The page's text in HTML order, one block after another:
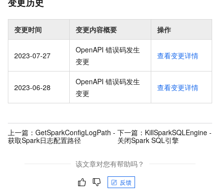
变更时间 变更内容概要 操作
2023-07-27
OpenAPI 错误码发生
变更
查看变更详情
2023-06-28
OpenAPI 错误码发生
变更
查看变更详情
上一篇： GetSparkConfigLogPath -
获取Spark日志配置路径
下一篇： KillSparkSQLEngine -
关闭Spark SQL引擎
该文章对您有帮助吗？
反馈